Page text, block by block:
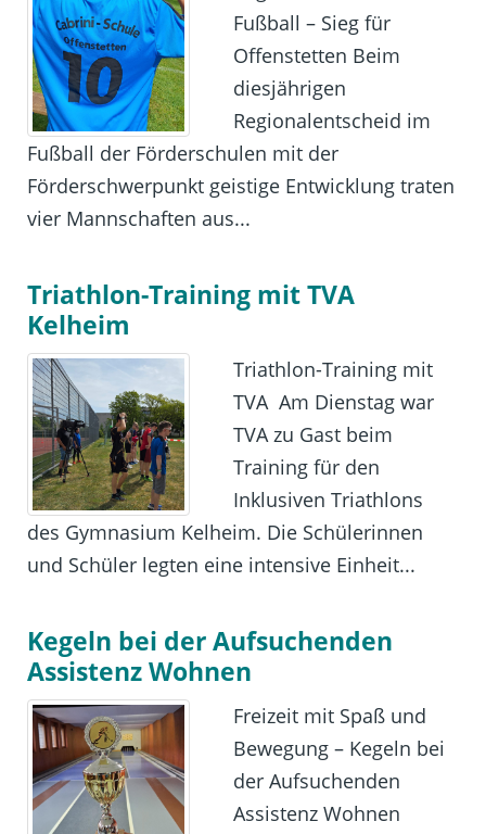
Fußball – Sieg für
Offenstetten Beim
diesjährigen
Regionalentscheid im
Fußball der Förderschulen mit der
Förderschwerpunkt geistige Entwicklung traten
vier Mannschaften aus...
Triathlon-Training mit TVA
Kelheim
Triathlon-Training mit
TVA Am Dienstag war
TVA zu Gast beim
Training für den
Inklusiven Triathlons
des Gymnasium Kelheim. Die Schülerinnen
und Schüler legten eine intensive Einheit...
Kegeln bei der Aufsuchenden
Assistenz Wohnen
Freizeit mit Spaß und
Bewegung – Kegeln bei
der Aufsuchenden
Assistenz Wohnen